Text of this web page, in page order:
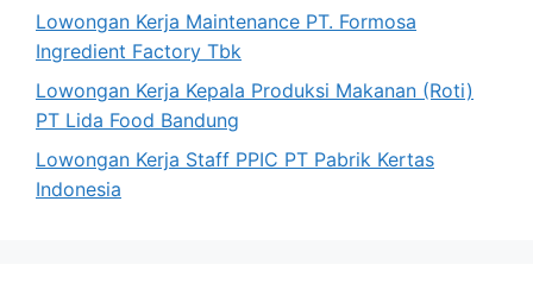
Lowongan Kerja Maintenance PT. Formosa
Ingredient Factory Tbk
Lowongan Kerja Kepala Produksi Makanan (Roti)
PT Lida Food Bandung
Lowongan Kerja Staff PPIC PT Pabrik Kertas
Indonesia